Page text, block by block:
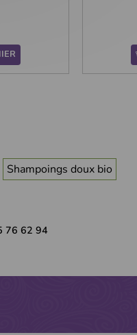
Shampoings doux bio
76 62 94